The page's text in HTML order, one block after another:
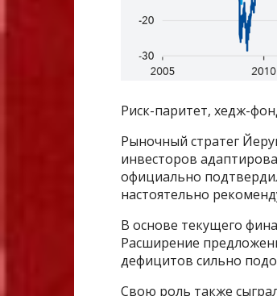
Риск-паритет, хедж-
Рыночный стратег
инвесторов
официально
настоятельно
В основе текущего
Расширение
дефицитов сильно
Свою роль также